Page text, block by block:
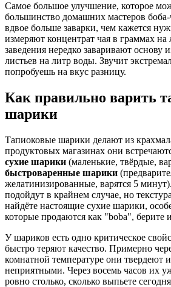
Самое большое улучшение, которое
большинство домашних мастеров боба-
вдвое больше заварки, чем кажется
измеряют концентрат чая в граммах на
заведения нередко заваривают основу
листьев на литр воды. Звучит
попробуешь на вкус разницу.
Как правильно варить
шарики
Тапиоковые шарики делают из
продуктовых магазинах они
сухие шарики (маленькие, твёрдые,
быстроваренные шарики
желатинизированные, варятся 5
подойдут в крайнем случае, но
найдёте настоящие сухие шарики,
которые продаются как "boba", берите
У шариков есть одно критическое
быстро теряют качество. Примерно
комнатной температуре они твердеют и
неприятными. Через восемь часов их
ровно столько, сколько выпьете